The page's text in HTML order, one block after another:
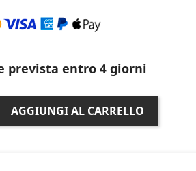
prevista entro 4 giorni
AGGIUNGI AL CARRELLO